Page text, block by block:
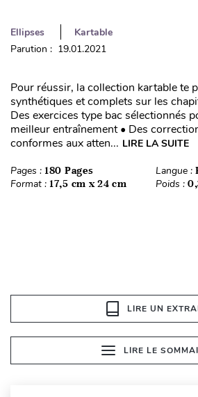
Ellipses
Kartable
Parution : 19.01.2021
Pour réussir, la collection kartable te
synthétiques et complets sur les
Des exercices type bac sélectionnés
meilleur entraînement • Des
conformes aux atten... LIRE LA SUITE
Pages : 180 Pages Langue :
Format : 17,5 cm x 24 cm Poids :
LIRE UN
LIRE LE